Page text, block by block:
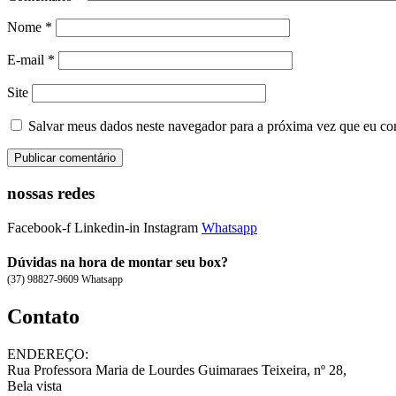
Nome *
E-mail *
Site
Salvar meus dados neste navegador para a próxima vez que eu
nossas redes
Facebook-f Linkedin-in Instagram Whatsapp
Dúvidas na hora de montar seu box?
(37) 98827-9609 Whatsapp
Contato
ENDEREÇO:
Rua Professora Maria de Lourdes Guimaraes Teixeira, nº 28,
Bela vista